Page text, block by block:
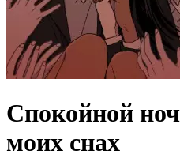
Спокойной
моих снах